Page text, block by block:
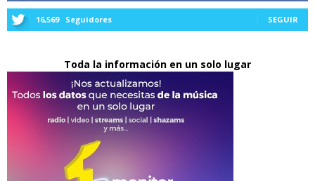
16,569 Seguidores SEGUIR
Toda la información en un solo lugar